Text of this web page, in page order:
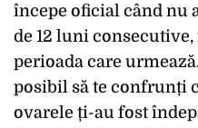
începe oficial când nu
de 12 luni
perioada care
posibil să te confrunți
ovarele ți-au fost